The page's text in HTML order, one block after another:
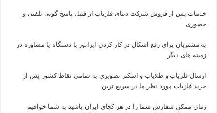
خدمات پس از فروش شرکت دنیای فلزیاب از قبیل پاسخ گویی تلفنی و
حضوری
به مشتریان برای رفع اشکال در کار کردن اپراتور با دستگاه یا مشاوره در
زمینه های دیگر
ارسال فلزیاب و طلایاب و اسکنر تصویری به تمامی نقاط کشور پس از
خرید فلزیاب مورد نظر ما در سریع ترین
زمان ممکن سفارش شما را در هر کجای ایران باشید به شما خواهیم